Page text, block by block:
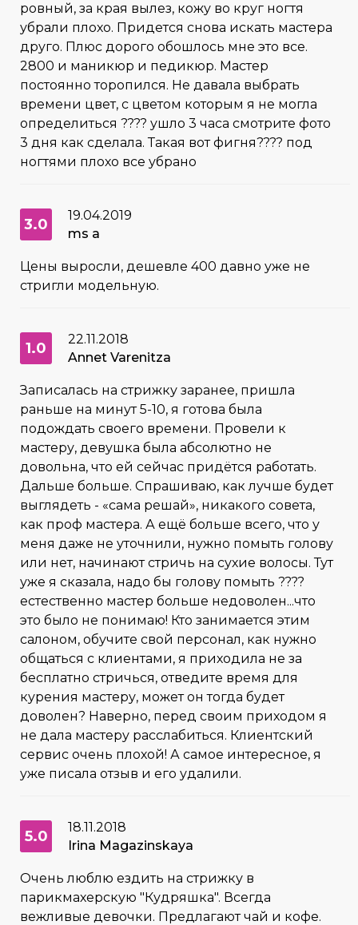
ровный, за края вылез, кожу во круг ногтя
убрали плохо. Придется снова искать мастера
друго. Плюс дорого обошлось мне это все.
2800 и маникюр и педикюр. Мастер
постоянно торопился. Не давала выбрать
времени цвет, с цветом которым я не могла
определиться ???? ушло 3 часа смотрите фото
3 дня как сделала. Такая вот фигня???? под
ногтями плохо все убрано
3.0
19.04.2019
ms a
Цены выросли, дешевле 400 давно уже не
стригли модельную.
1.0
22.11.2018
Annet Varenitza
Записалась на стрижку заранее, пришла
раньше на минут 5-10, я готова была
подождать своего времени. Провели к
мастеру, девушка была абсолютно не
довольна, что ей сейчас придётся работать.
Дальше больше. Спрашиваю, как лучше будет
выглядеть - «сама решай», никакого совета,
как проф мастера. А ещё больше всего, что у
меня даже не уточнили, нужно помыть голову
или нет, начинают стричь на сухие волосы. Тут
уже я сказала, надо бы голову помыть ????
естественно мастер больше недоволен...что
это было не понимаю! Кто занимается этим
салоном, обучите свой персонал, как нужно
общаться с клиентами, я приходила не за
бесплатно стричься, отведите время для
курения мастеру, может он тогда будет
доволен? Наверно, перед своим приходом я
не дала мастеру расслабиться. Клиентский
сервис очень плохой! А самое интересное, я
уже писала отзыв и его удалили.
5.0
18.11.2018
Irina Magazinskaya
Очень люблю ездить на стрижку в
парикмахерскую "Кудряшка". Всегда
вежливые девочки. Предлагают чай и кофе.